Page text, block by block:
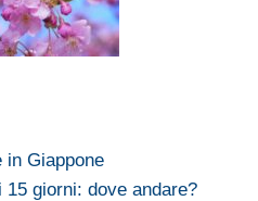
in Giappone
giorni: dove andare?